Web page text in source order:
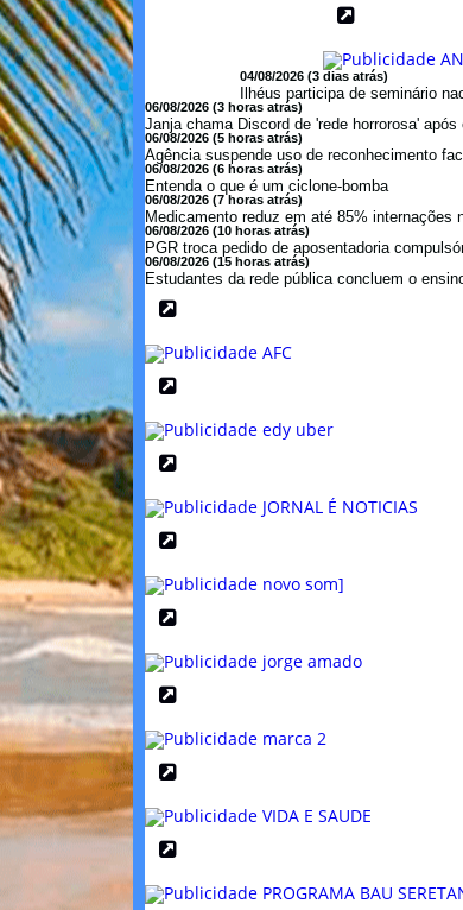
04/08/2026 (3 dias atrás)
Ilhéus participa de seminário
06/08/2026 (3 horas atrás)
Janja chama Discord de 'rede horrorosa'
06/08/2026 (5 horas atrás)
Agência suspende uso de reconhecimento
06/08/2026 (6 horas atrás)
Entenda o que é um ciclone-bomba
06/08/2026 (7 horas atrás)
Medicamento reduz em até 85% internações
06/08/2026 (10 horas atrás)
PGR troca pedido de aposentadoria
06/08/2026 (15 horas atrás)
Estudantes da rede pública concluem o